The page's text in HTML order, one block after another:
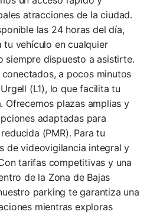
atracciones de la ciudad.
las 24 horas del día,
vehículo en cualquier
siempre dispuesto a asistirte.
a pocos minutos
(L1), lo que facilita tu
Ofrecemos plazas amplias y
adaptadas para
(PMR). Para tu
de videovigilancia integral y
tarifas competitivas y una
de la Zona de Bajas
parking te garantiza una
mientras exploras